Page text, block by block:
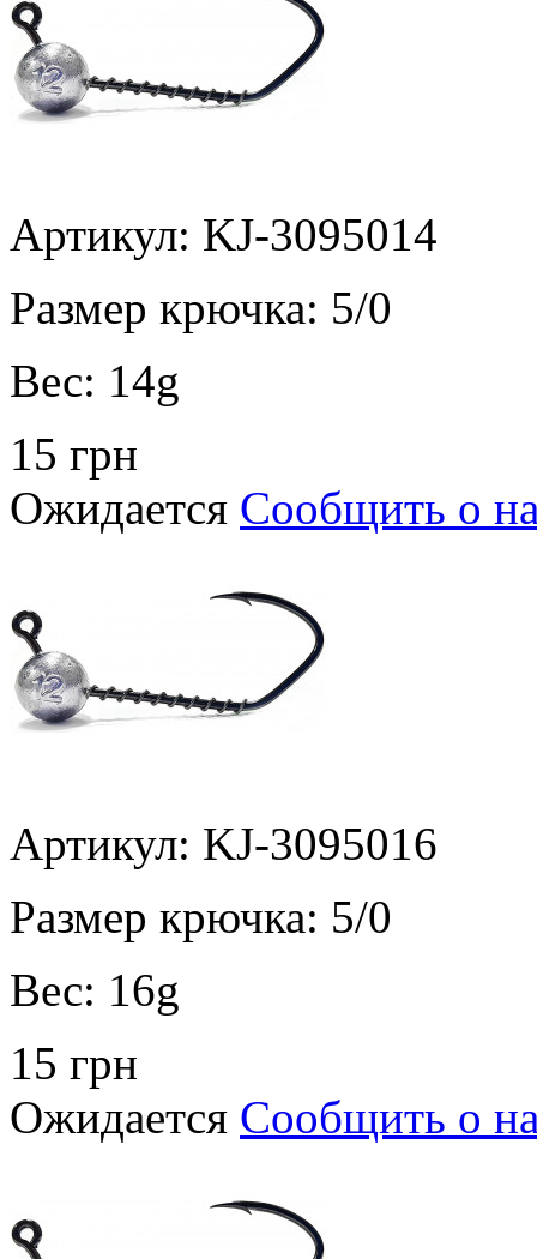
Артикул: KJ-3095014
Размер крючка: 5/0
Вес: 14g
15 грн
Ожидается Сообщить о
Артикул: KJ-3095016
Размер крючка: 5/0
Вес: 16g
15 грн
Ожидается Сообщить о